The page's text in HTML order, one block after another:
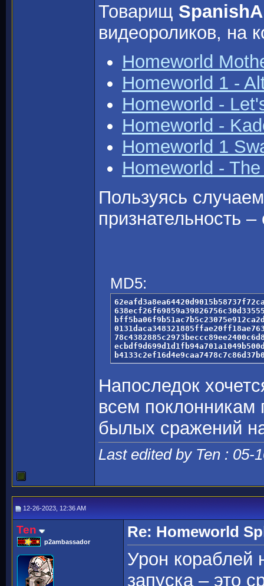
Товарищ
видеороликов, на
Homeworld
Homeworld 1 -
Homeworld -
Homeworld -
Homeworld 1
Homeworld -
Пользуясь
признательность
MD5:
Напоследок
всем поклонникам
былых сражений
Last edited by Ten : 05-
12-26-2023, 12:36 AM
Ten
p2ambassador
Re: Homeworld
Урон кораблей
запуска – это